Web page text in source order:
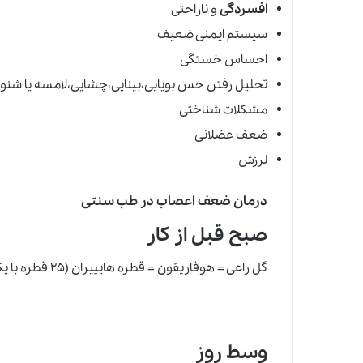
افسردگیو ناراحتی
سیستم ایمنی ضعیف
احساس خستگی
تحلیل رفتن حس بویایی،بینایی،چشایی،لامسه یا
مشکلات شناختی
ضعف عضلانی
لرزش
درمان ضعف اعصاب در طب سنتی
صبح قبل از کار
گل راعی = هوفاریقون = قطره هایپیران (۲۵ قطره با یک لیوان آب)
وسط روز